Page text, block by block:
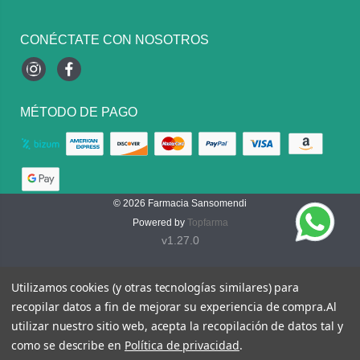
CONÉCTATE CON NOSOTROS
InstagramFacebook
MÉTODO DE PAGO
© 2026 Farmacia Sansomendi
Powered by Topfarma
v1.27.0
Utilizamos cookies (y otras tecnologías similares) para
recopilar datos a fin de mejorar su experiencia de compra.Al
utilizar nuestro sitio web, acepta la recopilación de datos tal y
como se describe en Política de privacidad.